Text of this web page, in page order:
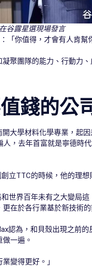
谷露星選現場發言
「你值得，才會有人肯幫
聚團隊的能力、行動力
錢的公
大學材料化學專業，起
，去年首富就是寧德時
TTC的時候，他的理
世界百年未有之大變局
在於各行業基於新技術
認為，和貝殼出現之前
一遍。
變得更好。」